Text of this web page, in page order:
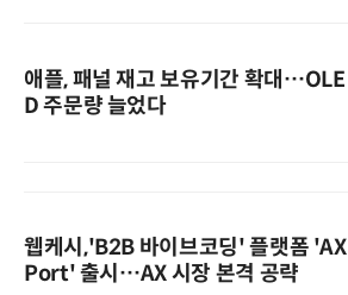
애플, 패널 재고 보유기간 확대…OLE
D 주문량 늘었다
웹케시,'B2B 바이브코딩' 플랫폼 'AX
Port' 출시…AX 시장 본격 공략